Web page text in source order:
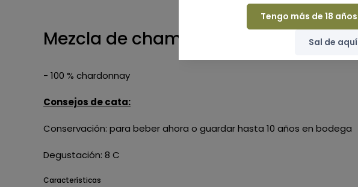
Mezcla de champán:
- 100 % chardonnay
Consejos de cata:
Conservación: para beber ahora o guardar hasta 10 años en bodega
Degustación: 8 C
Características
Tengo más de 18 años
Sal de aquí